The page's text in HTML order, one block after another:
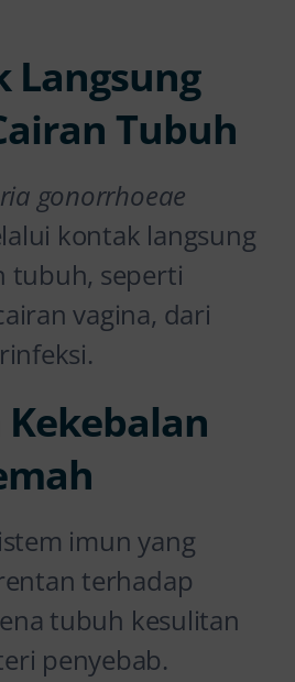
Langsung
Tubuh
gonorrhoeae
kontak langsung
tubuh, seperti
vagina, dari
Kekebalan
imun yang
terhadap
tubuh kesulitan
penyebab.